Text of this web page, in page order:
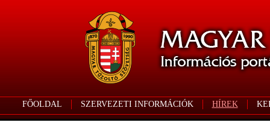
FŐOLDAL SZERVEZETI INFORMÁCIÓK HÍREK